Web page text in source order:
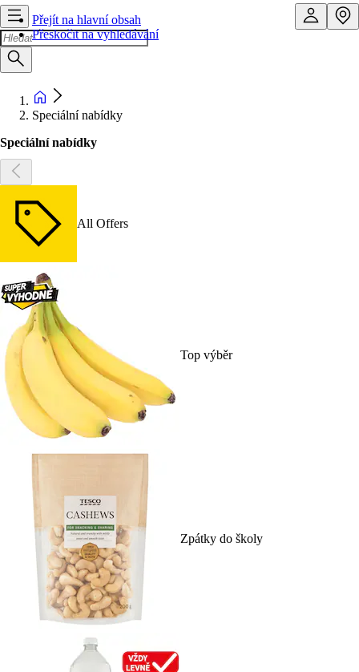
Přejít na hlavní obsah
Přeskočit na vyhledávání
Speciální nabídky
Speciální nabídky
All Offers
Top výběr
Zpátky do školy